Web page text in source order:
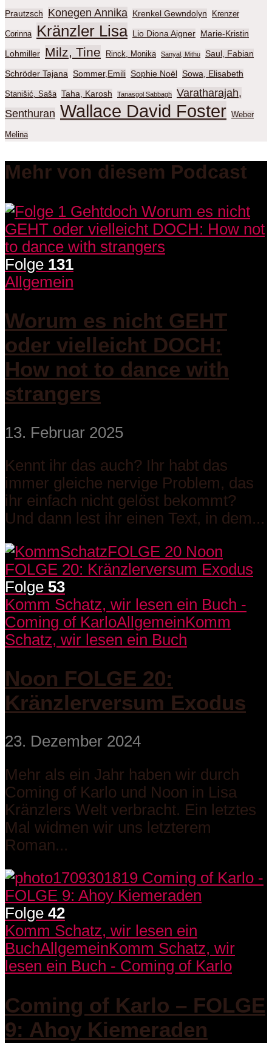
Prautzsch Konegen Annika Krenkel Gewndolyn Krenzer
Corinna Kränzler Lisa Lio Diona Aigner Marie-Kristin
Lohmiller Milz, Tine Rinck, Monika Sanyal, Mithu Saul, Fabian
Schröder Tajana Sommer,Emili Sophie Noël Sowa, Elisabeth
Stanišić, Saša Taha, Karosh Tanasgol Sabbagh
Varatharajah,
Senthuran Wallace David Foster Weber
Melina
Mehr von diesem Podcast
Folge 131
Allgemein
Worum es nicht GEHT
oder vielleicht DOCH:
How not to dance with
strangers
13. Februar 2025
Kennt ihr das auch? Ihr habt das
immer gleiche nervige Problem, das
ihr einfach nicht gelöst bekommt?
Und dann lest ihr einen Text, in dem...
Folge 53
Komm Schatz, wir lesen ein Buch -
Coming of KarloAllgemeinKomm
Schatz, wir lesen ein Buch
Noon FOLGE 20:
Kränzlerversum Exodus
23. Dezember 2024
Mehr als ein Jahr haben wir durch
Coming of Karlo und Noon in Lisa
Kränzlers Welt verbracht. Ein letztes
Mal widmen wir uns letzterem
Roman...
Folge 42
Komm Schatz, wir lesen ein
BuchAllgemeinKomm Schatz, wir
lesen ein Buch - Coming of Karlo
Coming of Karlo – FOLGE
9: Ahoy Kiemeraden